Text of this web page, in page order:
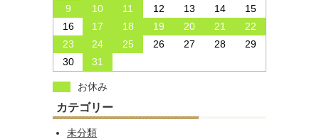
9
10 11 12 13 14
15
16
17 18 19 20 21
22
23
24 25 26 27 28
29
30
31
お休み
カテゴリー
未分類